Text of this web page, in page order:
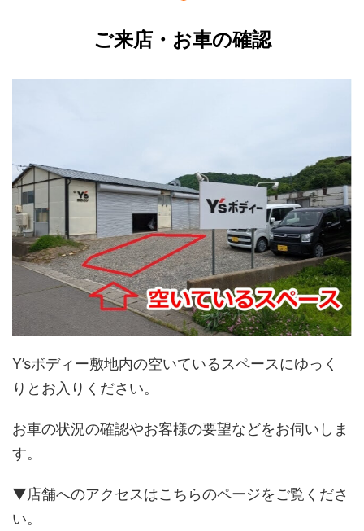
ご来店・お車の確認
Y’sボディー敷地内の空いているスペースにゆっく
りとお入りください。
お車の状況の確認やお客様の要望などをお伺いしま
す。
▼店舗へのアクセスはこちらのページをご覧くださ
い。